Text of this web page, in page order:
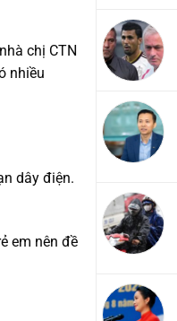
chị CTN
nhiều
dây điện.
em nên đề